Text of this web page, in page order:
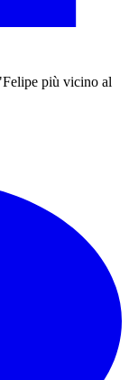
più vicino al